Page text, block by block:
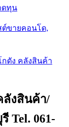
ดทุน
ต์ขายคอนโด,
กดัง คลังสินค้า
ลังสินค้า/
Tel. 061-